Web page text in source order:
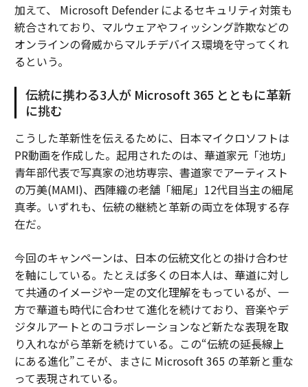
加えて、 Microsoft Defender によるセキュリティ対策も
統合されており、マルウェアやフィッシング詐欺などの
オンラインの脅威からマルチデバイス環境を守ってくれ
るという。
伝統に携わる3人が Microsoft 365 とともに革新
に挑む
こうした革新性を伝えるために、日本マイクロソフトは
PR動画を作成した。起用されたのは、華道家元「池坊」
青年部代表で写真家の池坊専宗、書道家でアーティスト
の万美(MAMI)、西陣織の老舗「細尾」12代目当主の細尾
真孝。いずれも、伝統の継続と革新の両立を体現する存
在だ。
今回のキャンペーンは、日本の伝統文化との掛け合わせ
を軸にしている。たとえば多くの日本人は、華道に対し
て共通のイメージや一定の文化理解をもっているが、一
方で華道も時代に合わせて進化を続けており、音楽やデ
ジタルアートとのコラボレーションなど新たな表現を取
り入れながら革新を続けている。この“伝統の延長線上
にある進化”こそが、まさに Microsoft 365 の革新と重な
って表現されている。